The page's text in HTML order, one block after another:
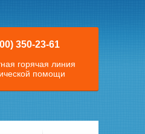
350-23-61
горячая линия
помощи